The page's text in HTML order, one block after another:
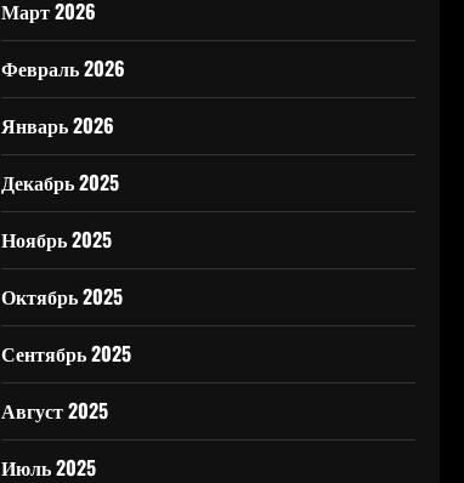
Март 2026
Февраль 2026
Январь 2026
Декабрь 2025
Ноябрь 2025
Октябрь 2025
Сентябрь 2025
Август 2025
Июль 2025